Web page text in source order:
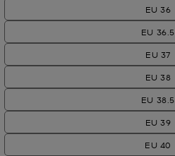
EU 36
EU 36.5
EU 37
EU 38
EU 38.5
EU 39
EU 40